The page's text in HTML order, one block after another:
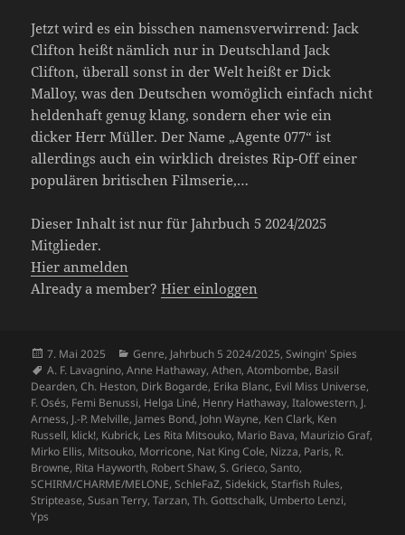
Jetzt wird es ein bisschen namensverwirrend: Jack
Clifton heißt nämlich nur in Deutschland Jack
Clifton, überall sonst in der Welt heißt er Dick
Malloy, was den Deutschen womöglich einfach nicht
heldenhaft genug klang, sondern eher wie ein
dicker Herr Müller. Der Name „Agente 077“ ist
allerdings auch ein wirklich dreistes Rip-Off einer
populären britischen Filmserie,…
Dieser Inhalt ist nur für Jahrbuch 5 2024/2025
Mitglieder.
Hier anmelden
Already a member?Hier einloggen
Veröffentlicht
am
7. Mai 2025 Kategorien
Genre, Jahrbuch 5 2024/2025,Swingin' Spies
Schlagwörter
A. F. Lavagnino,Anne Hathaway,Athen,Atombombe, Basil
Dearden,Ch. Heston, Dirk Bogarde, Erika Blanc, Evil Miss Universe,
F. Osés, Femi Benussi, Helga Liné, Henry Hathaway,Italowestern, J.
Arness, J.-P. Melville, James Bond, John Wayne, Ken Clark, Ken
Russell, klick!, Kubrick, Les Rita Mitsouko, Mario Bava, Maurizio Graf,
Mirko Ellis, Mitsouko, Morricone, Nat King Cole, Nizza, Paris, R.
Browne, Rita Hayworth, Robert Shaw,S. Grieco,Santo,
SCHIRM/CHARME/MELONE,SchleFaZ,Sidekick,Starfish Rules,
Striptease,Susan Terry,Tarzan,Th. Gottschalk, Umberto Lenzi,
Yps